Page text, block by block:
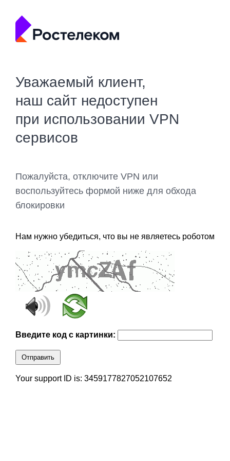
Уважаемый клиент,
наш сайт недоступен
при использовании VPN
сервисов
Пожалуйста, отключите VPN или
воспользуйтесь формой ниже для обхода
блокировки
Нам нужно убедиться, что вы не являетесь роботом
Введите код с картинки:
Отправить
Your support ID is: 3459177827052107652